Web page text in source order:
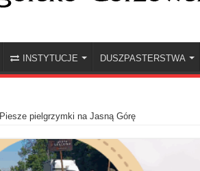
INSTYTUCJE DUSZPASTERSTWA
Piesze pielgrzymki na Jasną Górę